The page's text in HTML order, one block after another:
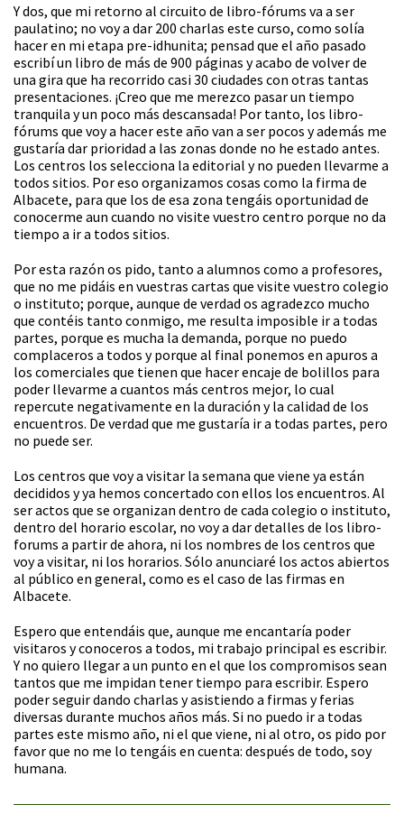
Y dos, que mi retorno al circuito de libro-fórums va a ser
paulatino; no voy a dar 200 charlas este curso, como solía
hacer en mi etapa pre-idhunita; pensad que el año pasado
escribí un libro de más de 900 páginas y acabo de volver de
una gira que ha recorrido casi 30 ciudades con otras tantas
presentaciones. ¡Creo que me merezco pasar un tiempo
tranquila y un poco más descansada! Por tanto, los libro-
fórums que voy a hacer este año van a ser pocos y además me
gustaría dar prioridad a las zonas donde no he estado antes.
Los centros los selecciona la editorial y no pueden llevarme a
todos sitios. Por eso organizamos cosas como la firma de
Albacete, para que los de esa zona tengáis oportunidad de
conocerme aun cuando no visite vuestro centro porque no da
tiempo a ir a todos sitios.
Por esta razón os pido, tanto a alumnos como a profesores,
que no me pidáis en vuestras cartas que visite vuestro colegio
o instituto; porque, aunque de verdad os agradezco mucho
que contéis tanto conmigo, me resulta imposible ir a todas
partes, porque es mucha la demanda, porque no puedo
complaceros a todos y porque al final ponemos en apuros a
los comerciales que tienen que hacer encaje de bolillos para
poder llevarme a cuantos más centros mejor, lo cual
repercute negativamente en la duración y la calidad de los
encuentros. De verdad que me gustaría ir a todas partes, pero
no puede ser.
Los centros que voy a visitar la semana que viene ya están
decididos y ya hemos concertado con ellos los encuentros. Al
ser actos que se organizan dentro de cada colegio o instituto,
dentro del horario escolar, no voy a dar detalles de los libro-
forums a partir de ahora, ni los nombres de los centros que
voy a visitar, ni los horarios. Sólo anunciaré los actos abiertos
al público en general, como es el caso de las firmas en
Albacete.
Espero que entendáis que, aunque me encantaría poder
visitaros y conoceros a todos, mi trabajo principal es escribir.
Y no quiero llegar a un punto en el que los compromisos sean
tantos que me impidan tener tiempo para escribir. Espero
poder seguir dando charlas y asistiendo a firmas y ferias
diversas durante muchos años más. Si no puedo ir a todas
partes este mismo año, ni el que viene, ni al otro, os pido por
favor que no me lo tengáis en cuenta: después de todo, soy
humana.